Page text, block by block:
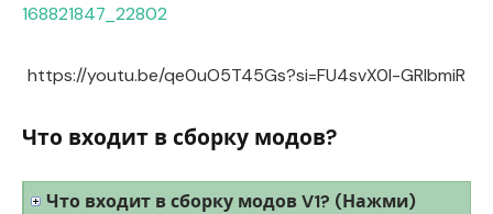
168821847_22802
https://youtu.be/qe0uO5T45Gs?si=FU4svX0l-GRIbmiR
Что входит в сборку модов?
Что входит в сборку модов V1? (Нажми)